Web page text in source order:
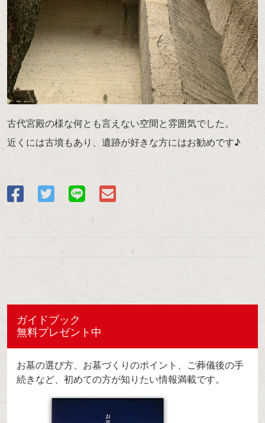
古代宮殿の様な何とも言えない空間と雰囲気でした。
近くには古墳もあり、遺跡が好きな方にはお勧めです♪
ガイドブック
無料プレゼント中
お墓の選び方、お墓づくりのポイント、ご葬儀後の手
続きなど、初めての方が知りたい情報満載です。